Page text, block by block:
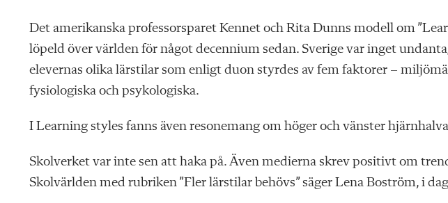
Det amerikanska professorsparet Kennet och Rita Dunns modell om
löpeld över världen för något decennium sedan. Sverige var inget
elevernas olika lärstilar som enligt duon styrdes av fem faktorer –
fysiologiska och psykologiska.
I Learning styles fanns även resonemang om höger och vänster
Skolverket var inte sen att haka på. Även medierna skrev positivt om
Skolvärlden med rubriken ”Fler lärstilar behövs” säger Lena Boström, i